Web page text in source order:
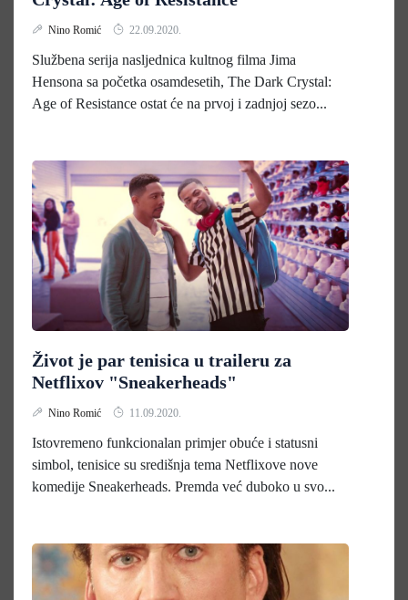
Nino Romić 22.09.2020.
Službena serija nasljednica kultnog filma Jima
Hensona sa početka osamdesetih, The Dark Crystal:
Age of Resistance ostat će na prvoj i zadnjoj sezo...
Život je par tenisica u traileru za
Netflixov "Sneakerheads"
Nino Romić 11.09.2020.
Istovremeno funkcionalan primjer obuće i statusni
simbol, tenisice su središnja tema Netflixove nove
komedije Sneakerheads. Premda već duboko u svo...